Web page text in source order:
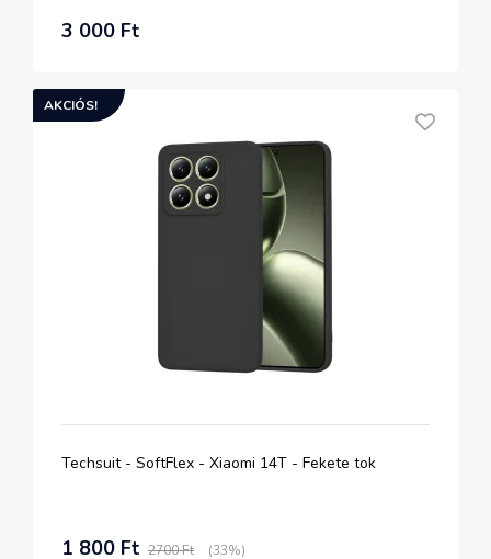
3 000 Ft
AKCIÓS!
Techsuit - SoftFlex - Xiaomi 14T - Fekete tok
1 800 Ft 2700 Ft (33%)